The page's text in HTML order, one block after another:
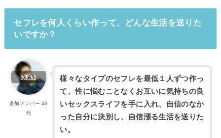
セフレを何人くらい作って、どんな生活を送りた
いですか？
参加メンバー 40
代
様々なタイプのセフレを最低１人ずつ作っ
て、性に悩むことなくお互いに気持ちの良
いセックスライフを手に入れ、自信のなか
った自分に決別し、自信漲る生活を送りた
い。